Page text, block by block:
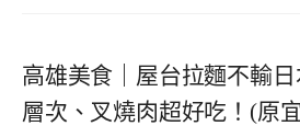
高雄美食｜屋台拉麵不輸
層次、叉燒肉超好吃！(原